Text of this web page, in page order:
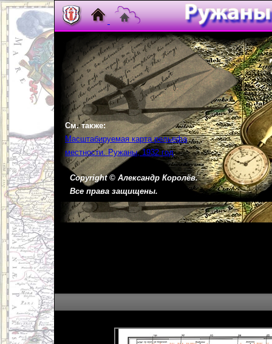
См. также:
Масштабируемая карта рельефа
местности. Ружаны, 1932 год.
Copyright © Александр Королёв.
Все права защищены.